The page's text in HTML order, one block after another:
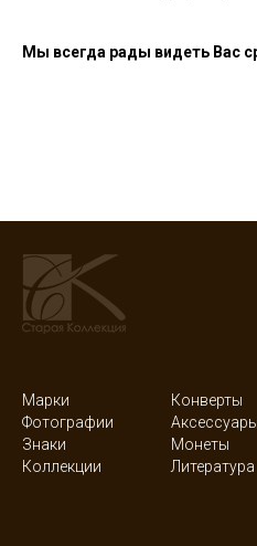
Мы всегда рады видеть Вас
Марки Конверты
Фотографии
Аксессуары
Знаки
Монеты
Коллекции
Литература